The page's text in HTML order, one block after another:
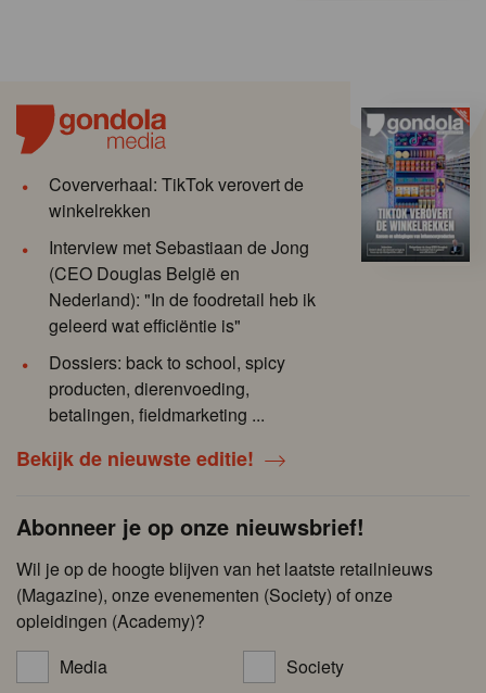
Coververhaal: TikTok verovert de
winkelrekken
Interview met Sebastiaan de Jong
(CEO Douglas België en
Nederland): "In de foodretail heb ik
geleerd wat efficiëntie is"
Dossiers: back to school, spicy
producten, dierenvoeding,
betalingen, fieldmarketing ...
Bekijk de nieuwste editie!
Abonneer je op onze nieuwsbrief!
Wil je op de hoogte blijven van het laatste retailnieuws
(Magazine), onze evenementen (Society) of onze
opleidingen (Academy)?
Media
Society